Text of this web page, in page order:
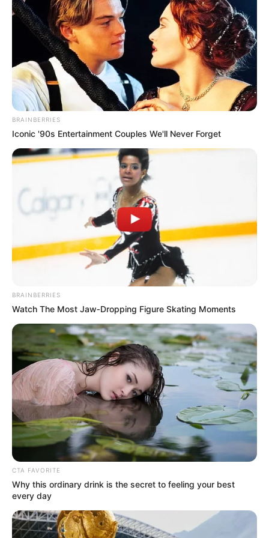
derült fény.
Szerző • May 6, 2025
Kovács Péter egy elegáns budapesti étterem, a
Fehér Medve tulajdonosa volt, amelyet apjától
örökölt.
Az étterem a Duna partján, a belváros szívében
BRAINBERRIES
Iconic '90s Entertainment Couples We'll Never Forget
BRAINBERRIES
Watch The Most Jaw‑Dropping Figure Skating Moments
CTA FAVORITE
Why this ordinary drink is the secret to feeling your best
every day